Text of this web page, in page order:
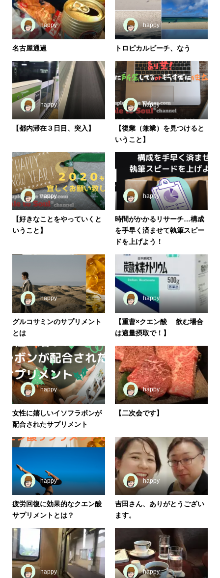
happy
名古屋通過
happy
トロピカルビーチ、なう
happy
【都内滞在３日目、突入】
happy
【復業（兼業）を見つけると
いうこと】
happy
【好きなことをやっていくと
いうこと】
happy
時間がかかるリサーチ…構成
を手早く済ませて執筆スピー
ドを上げよう！
happy
グルコサミンのサプリメント
とは
happy
【重曹×クエン酸 飲む場合
は適量摂取で！】
happy
女性に嬉しいイソフラボンが
配合されたサプリメント
happy
【二次会です】
happy
疲労回復に効果的なクエン酸
サプリメントとは？
happy
吉田さん、ありがとうござい
ます。
happy happy